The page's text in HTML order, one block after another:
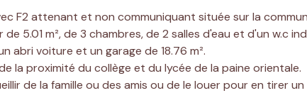
F2 attenant et non communiquant située sur la
5.01 m², de 3 chambres, de 2 salles d'eau et d'un w.c
abri voiture et un garage de 18.76 m².
la proximité du collège et du lycée de la paine orientale.
de la famille ou des amis ou de le louer pour en tirer